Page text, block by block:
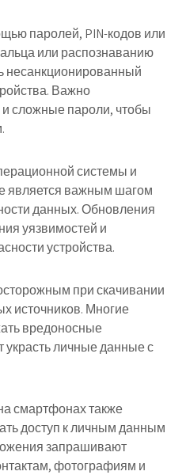
паролей, PIN-кодов или
или распознаванию
несанкционированный
Важно
сложные пароли, чтобы
системы и
является важным шагом
данных. Обновления
уязвимостей и
устройства.
при скачивании
источников. Многие
вредоносные
личные данные с
смартфонах также
доступ к личным данным
запрашивают
фотографиям и